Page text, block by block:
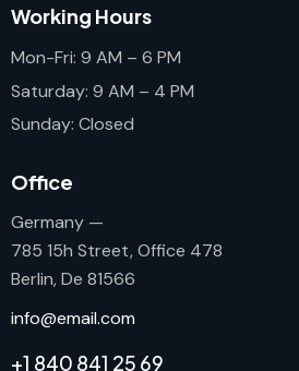
Working Hours
Mon-Fri: 9 AM – 6 PM
Saturday: 9 AM – 4 PM
Sunday: Closed
Office
Germany —
785 15h Street, Office 478
Berlin, De 81566
info@email.com
+1 840 841 25 69